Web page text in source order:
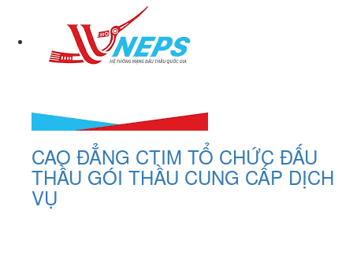
CAO ĐẲNG CTIM TỔ CHỨC ĐẤU
THẦU GÓI THẦU CUNG CẤP DỊCH
VỤ